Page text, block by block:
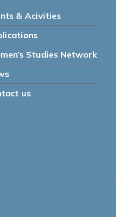
& Acivities
Studies Network
us